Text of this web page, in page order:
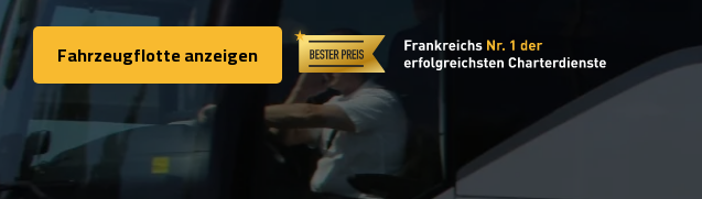
Fahrzeugflotte anzeigen
Fahrzeugflotte anzeigen